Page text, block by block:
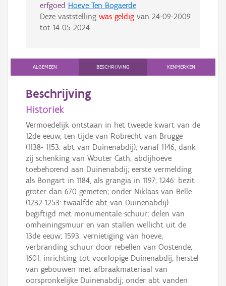
erfgoed Hoeve Ten Bogaerde
Deze vaststelling was geldigvan 24-09-2009
tot 14-05-2024
ALGEMEEN BESCHRIJVING KENMERKEN
Beschrijving
Historiek
Vermoedelijk ontstaan in het tweede kwart van de
12de eeuw, ten tijde van Robrecht van Brugge
(1138- 1153: abt van Duinenabdij); vanaf 1146, dank
zij schenking van Wouter Cath, abdijhoeve
toebehorend aan Duinenabdij; eerste vermelding
als Bongart in 1184, als grangia in 1197; 1246: bezit
groter dan 670 gemeten; onder Niklaas van Belle
(1232-1253: twaalfde abt van Duinenabdij)
begiftigd met monumentale schuur; delen van
omheiningsmuur en van stallen wellicht uit de
13de eeuw; 1593: vernietiging van hoeve,
verbranding schuur door rebellen van Oostende;
1601: inrichting tot voorlopige Duinenabdij; herstel
van gebouwen met afbraakmateriaal van
oorspronkelijke Duinenabdij; onder abt vanden